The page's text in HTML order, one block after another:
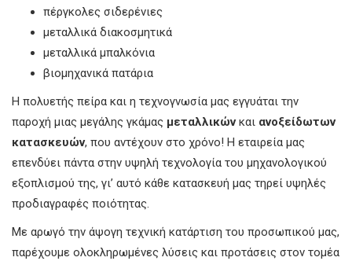
πέργκολες σιδερένιες
μεταλλικά διακοσμητικά
μεταλλικά μπαλκόνια
βιομηχανικά πατάρια
Η πολυετής πείρα και η τεχνογνωσία μας εγγυάται την
παροχή μιας μεγάλης γκάμας μεταλλικώνκαι ανοξείδωτων
κατασκευών, που αντέχουν στο χρόνο! Η εταιρεία μας
επενδύει πάντα στην υψηλή τεχνολογία του μηχανολογικού
εξοπλισμού της, γι’ αυτό κάθε κατασκευή μας τηρεί υψηλές
προδιαγραφές ποιότητας.
Με αρωγό την άψογη τεχνική κατάρτιση του προσωπικού μας,
παρέχουμε ολοκληρωμένες λύσεις και προτάσεις στον τομέα